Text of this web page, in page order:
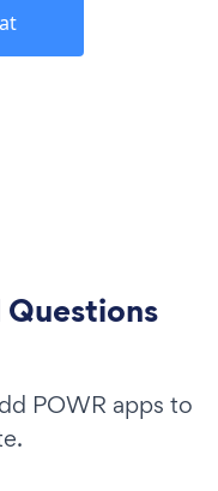
POWR apps to